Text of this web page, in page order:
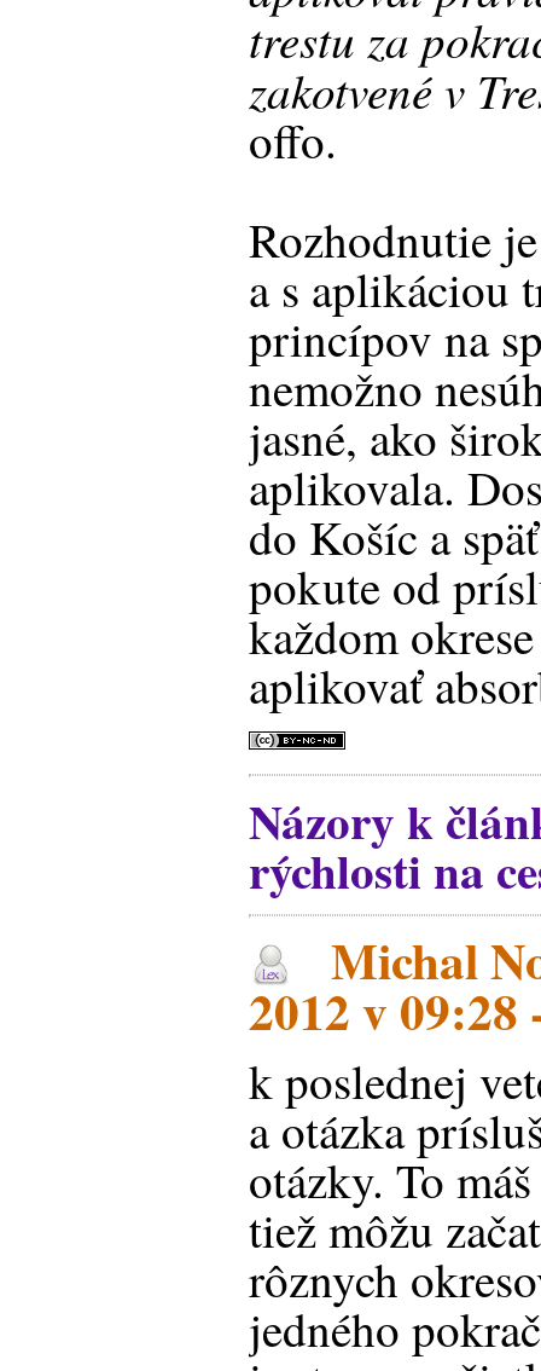
trestu za
zakotvené v
offo.
Rozhodnutie
a s aplikáciou
princípov na
nemožno
jasné, ako
aplikovala.
do Košíc a
pokute od
každom
aplikovať
Názory k
rýchlosti na
Michal
2012 v
k poslednej
a otázka
otázky. To
tiež môžu
rôznych
jedného